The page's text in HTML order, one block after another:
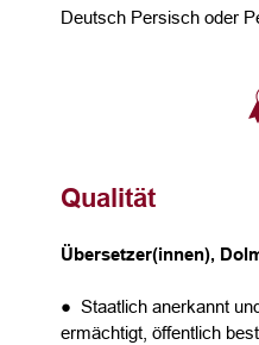
Deutsch Persisch oder
Qualität
Übersetzer(innen),
● Staatlich anerkannt
ermächtigt, öffentlich